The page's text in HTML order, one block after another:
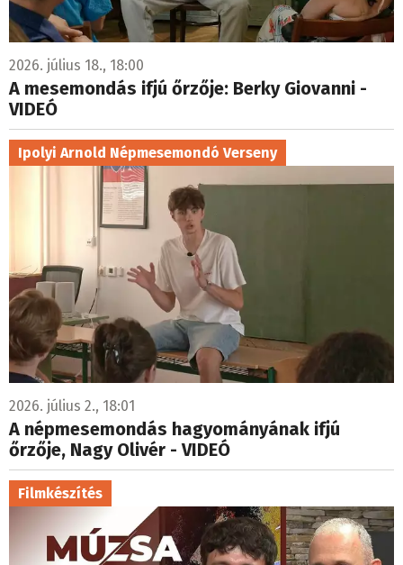
2026. július 18., 18:00
A mesemondás ifjú őrzője: Berky Giovanni -
VIDEÓ
Ipolyi Arnold Népmesemondó Verseny
2026. július 2., 18:01
A népmesemondás hagyományának ifjú
őrzője, Nagy Olivér - VIDEÓ
Filmkészítés